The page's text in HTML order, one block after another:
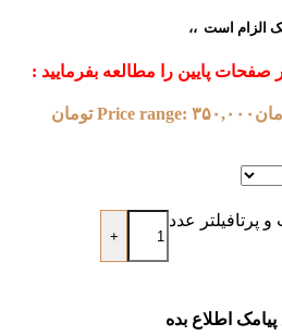
الزام است ،،
صفحات پایین را مطالعه بفرمایید :
Price range: ۳۵۰,۰۰۰ تومان
پرتافیلتر عدد
+
اطلاع بده